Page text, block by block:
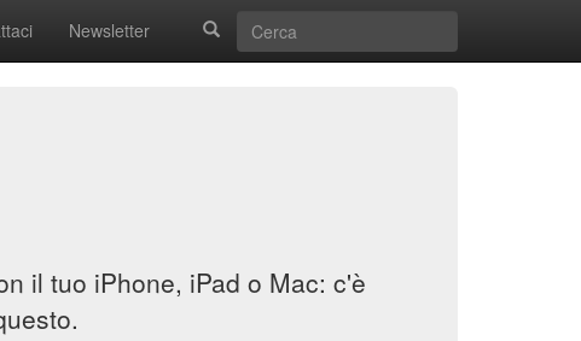
Newsletter
il tuo iPhone, iPad o Mac: c'è